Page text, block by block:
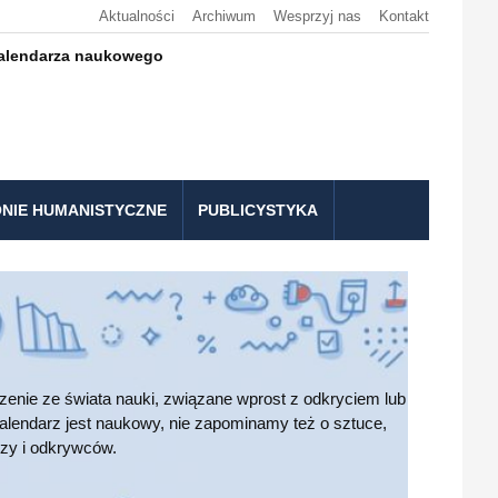
Aktualności Archiwum Wesprzyj nas Kontakt
naukowego
HUMANISTYCZNE PUBLICYSTYKA
ze świata nauki, związane wprost z odkryciem lub
jest naukowy, nie zapominamy też o sztuce,
i odkrywców.